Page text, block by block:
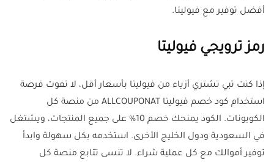
أفضل توفير مع فيوليتا.
رمز ترويجي فيوليتا
إذا كنت تبي تشتري أزياء من فيوليتا بأسعار أقل، لا تفوت فرصة
استخدام كود خصم فيوليتا ALLCOUPONAT من منصة كل
الكوبونات. الكود يمنحك خصم 10% على جميع المنتجات، ويشتغل
في السعودية ودول الخليج الأخرى. استخدمه بكل سهولة وابدأ
توفير أموالك مع كل عملية شراء. لا تنسى تتابع منصة كل